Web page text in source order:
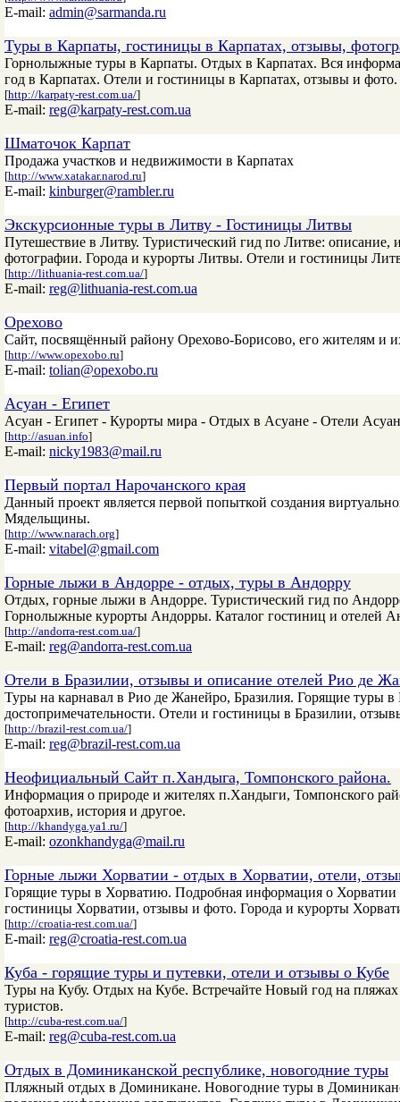
E-mail: admin@sarmanda.ru
Туры в Карпаты, гостиницы в Карпатах, отзывы,
Горнолыжные туры в Карпаты. Отдых в Карпатах. Вся
год в Карпатах. Отели и гостиницы в Карпатах, отзывы и фото.
[http://karpaty-rest.com.ua/]
E-mail: reg@karpaty-rest.com.ua
Шматочок Карпат
Продажа участков и недвижимости в Карпатах
[http://www.xatakar.narod.ru]
E-mail: kinburger@rambler.ru
Экскурсионные туры в Литву - Гостиницы Литвы
Путешествие в Литву. Туристический гид по Литве: описание,
фотографии. Города и курорты Литвы. Отели и гостиницы
[http://lithuania-rest.com.ua/]
E-mail: reg@lithuania-rest.com.ua
Орехово
Сайт, посвящённый району Орехово-Борисово, его жителям и
[http://www.opexobo.ru]
E-mail: tolian@opexobo.ru
Асуан - Египет
Асуан - Египет - Курорты мира - Отдых в Асуане - Отели
[http://asuan.info]
E-mail: nicky1983@mail.ru
Первый портал Нарочанского края
Данный проект является первой попыткой создания
Мядельщины.
[http://www.narach.org]
E-mail: vitabel@gmail.com
Горные лыжи в Андорре - отдых, туры в Андорру
Отдых, горные лыжи в Андорре. Туристический гид по
Горнолыжные курорты Андорры. Каталог гостиниц и отелей
[http://andorra-rest.com.ua/]
E-mail: reg@andorra-rest.com.ua
Отели в Бразилии, отзывы и описание отелей Рио де
Туры на карнавал в Рио де Жанейро, Бразилия. Горящие туры
достопримечательности. Отели и гостиницы в Бразилии,
[http://brazil-rest.com.ua/]
E-mail: reg@brazil-rest.com.ua
Неофициальный Сайт п.Хандыга, Томпонского района.
Информация о природе и жителях п.Хандыги, Томпонского
фотоархив, история и другое.
[http://khandyga.ya1.ru/]
E-mail: ozonkhandyga@mail.ru
Горные лыжи Хорватии - отдых в Хорватии, отели,
Горящие туры в Хорватию. Подробная информация о Хорватии
гостиницы Хорватии, отзывы и фото. Города и курорты
[http://croatia-rest.com.ua/]
E-mail: reg@croatia-rest.com.ua
Куба - горящие туры и путевки, отели и отзывы о Кубе
Туры на Кубу. Отдых на Кубе. Встречайте Новый год на
туристов.
[http://cuba-rest.com.ua/]
E-mail: reg@cuba-rest.com.ua
Отдых в Доминиканской республике, новогодние туры
Пляжный отдых в Доминикане. Новогодние туры в